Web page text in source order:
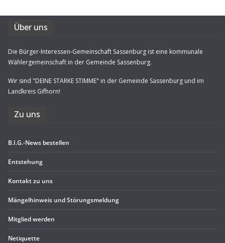
Über uns
Die Bürger-Interessen-Gemeinschaft Sassenburg ist eine kommunale
Wählergemeinschaft in der Gemeinde Sassenburg.
Wir sind "DEINE STARKE STIMME" in der Gemeinde Sassenburg und im
Landkreis Gifhorn!
Zu uns
B.I.G.-News bestel­len
Ent­ste­hung
Kon­takt zu uns
Män­gel­hin­weis und Störungsmeldung
Mit­glied werden
Neti­quette